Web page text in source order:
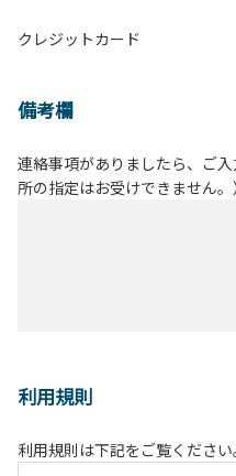
クレジットカード
備考欄
連絡事項がありましたら、ご
所の指定はお受けできません。）
利用規則
利用規則は下記をご覧ください